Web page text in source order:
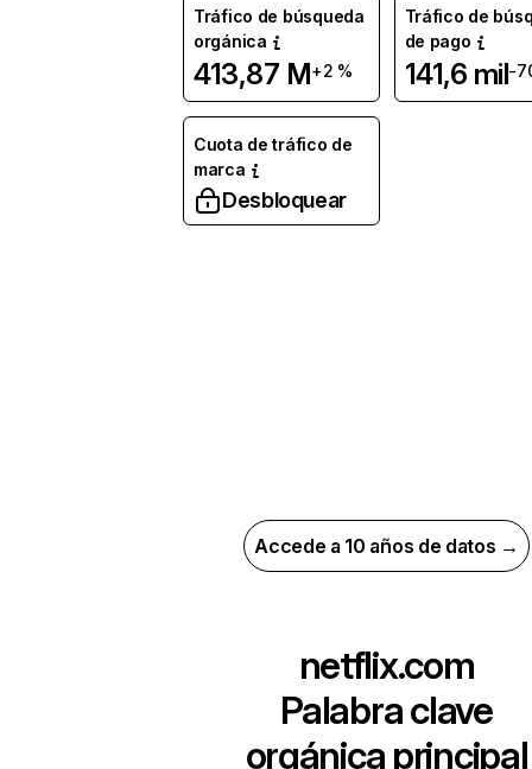
Tráfico de búsqueda
orgánica
413,87 M+2 %
Tráfico de
de pago
141,6 mil-
Cuota de tráfico de
marca
Desbloquear
Accede a 10 años de datos →
netflix.com
Palabra clave
orgánica principal